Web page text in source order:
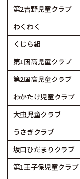
第2吉野児童クラブ
わくわく
くじら組
第1国高児童クラブ
第2国高児童クラブ
わかたけ児童クラブ
大虫児童クラブ
うさぎクラブ
坂口ひだまりクラブ
第1王子保児童クラブ